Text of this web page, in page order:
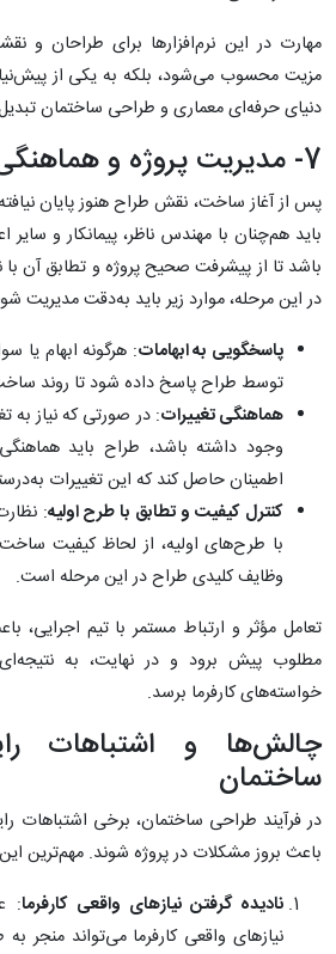
مهارت در این نرم‌افزارها برای طراحان و
مزیت محسوب می‌شود، بلکه به یکی از
دنیای حرفه‌ای معماری و طراحی ساختمان
7- مدیریت پروژه و هماهنگی با تیم اجرا
پس از آغاز ساخت، نقش طراح هنوز پایان
باید هم‌چنان با مهندس ناظر، پیمانکار و سایر
باشد تا از پیشرفت صحیح پروژه و تطابق آن
در این مرحله، موارد زیر باید به‌دقت مدیریت
پاسخگویی به ابهامات: هرگونه ابهام یا
توسط طراح پاسخ داده شود تا روند
هماهنگی تغییرات: در صورتی که نیاز به
وجود داشته باشد، طراح باید
اطمینان حاصل کند که این تغییرات
کنترل کیفیت و تطابق با طرح اولیه:
با طرح‌های اولیه، از لحاظ کیفیت
وظایف کلیدی طراح در این مرحله است.
تعامل مؤثر و ارتباط مستمر با تیم اجرایی،
مطلوب پیش برود و در نهایت، به
خواسته‌های کارفرما برسد.
چالش‌ها و اشتباهات
ساختمان
در فرآیند طراحی ساختمان، برخی اشتباهات
باعث بروز مشکلات در پروژه شوند. مهم‌ترین این
نادیده گرفتن نیازهای واقعی کارفرما:
نیازهای واقعی کارفرما می‌تواند منجر